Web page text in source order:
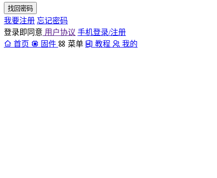
找回密码
我要注册 忘记密码
登录即同意 用户协议 手机登录/注册
首页
固件 菜单 教程 我的